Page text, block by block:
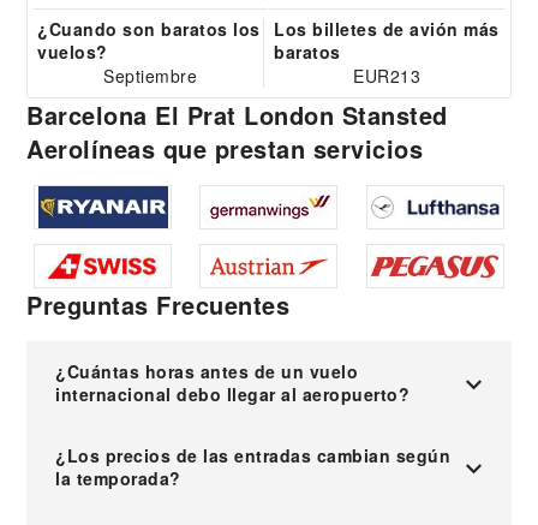
¿Cuando son baratos los
vuelos?
Septiembre
Los billetes de avión más
baratos
EUR213
Barcelona El Prat London Stansted
Aerolíneas que prestan servicios
Preguntas Frecuentes
¿Cuántas horas antes de un vuelo
internacional debo llegar al aeropuerto?
¿Los precios de las entradas cambian según
la temporada?